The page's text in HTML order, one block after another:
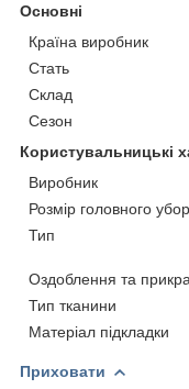
Основні
Країна виробник
Стать
Склад
Сезон
Користувальницькі
Виробник
Розмір головного
Тип
Оздоблення та
Тип тканини
Матеріал підкладки
Приховати